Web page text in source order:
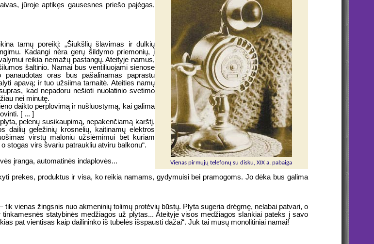
Vienas pirmųjų telefonų su disku, XIX a. pabaiga
jūroje aptikęs gausesnes priešo pajėgas,
tarnų poreikį: „Šiukšlių šlavimas ir dulkių
Kadangi nėra gerų šildymo priemonių, į
reikia nemažų pastangų. Ateityje namus,
šaltinio. Namai bus ventiliuojami sienose
oras bus pašalinamas paprastu
apavą; ir tuo užsiima tarnaitė. Ateities namų
kad nepadoru nešioti nuolatinio svetimo
nei minutę.
daikto perplovimą ir nušluostymą, kai galima
[ ... ]
pelenų susikaupimą, nepakenčiamą karštį,
dailių geležinių krosnelių, kaitinamų elektros
virstų maloniu užsiėmimui bet kuriam
stogas virs švariu patraukliu atviru balkonu“.
įranga, automatinės indaplovės...
prekes, produktus ir visa, ko reikia namams, gydymuisi bei pramogoms. Jo dėka bus galima
vienas žingsnis nuo akmeninių tolimų protėvių būstų. Plyta sugeria drėgmę, nelabai patvari, o
statybinės medžiagos už plytas... Ateityje visos medžiagos slankiai pateks į savo
pat vientisas kaip dailininko iš tūbelės išspausti dažai“. Juk tai mūsų monolitiniai namai!